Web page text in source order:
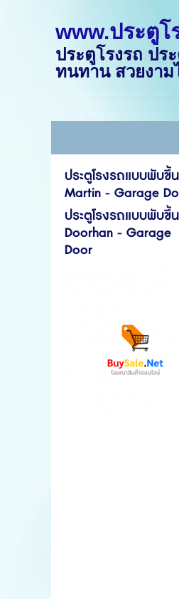
www.ประตู
ประตูโรงรถ ปร
ทนทาน สวยงา
ประตูโรงรถแบบพับขึ้น
Martin - Garage
ประตูโรงรถแบบพับขึ้น
Doorhan - Garage
Door